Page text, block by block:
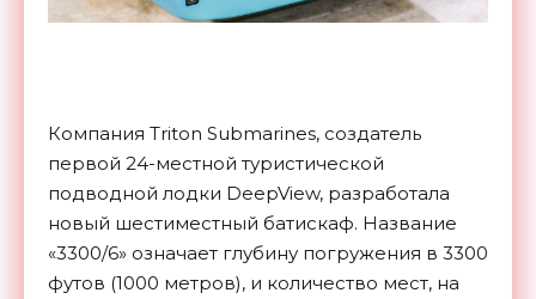
Компания Triton Submarines, создатель
первой 24-местной туристической
подводной лодки DeepView, разработала
новый шестиместный батискаф. Название
«3300/6» означает глубину погружения в 3300
футов (1000 метров), и количество мест, на